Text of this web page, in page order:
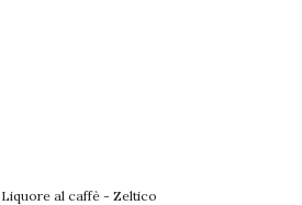
Liquore al caffè - Zeltico